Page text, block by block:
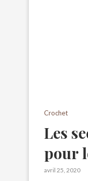
Crochet
Les
pour
avril 25, 2020